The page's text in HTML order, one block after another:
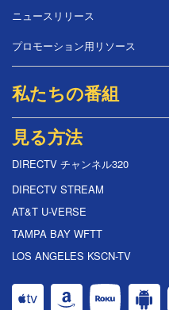
ニュースリリース
プロモーション用リソース
私たちの番組
見る方法
DIRECTV チャンネル320
DIRECTV STREAM
AT&T U-VERSE
TAMPA BAY WFTT
LOS ANGELES KSCN-TV